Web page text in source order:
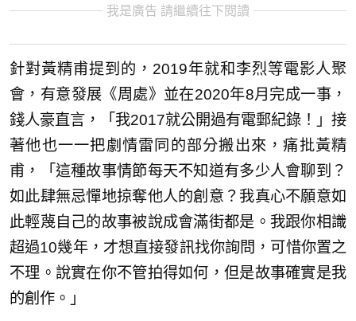
我是廣告 請繼續往下閱讀
針對黃精甫提到的，2019年就和李烈等電影人聚
會，有意發展《周處》並在2020年8月完成一事，
錢人豪直言，「我2017就公開過有電郵紀錄！」接
著他也一一把劇情雷同的部分搬出來，痛批黃精
甫，「這種故事情節每天不知道有多少人會聊到？
如此肆無忌憚地掠奪他人的創意？我真心不願意如
此輕蔑自己的故事被說成會滿街都是。我跟你相識
超過10幾年，才想直接發訊找你詢問，可惜你置之
不理。說實在你不管拍得如何，但是故事確實是我
的創作。」